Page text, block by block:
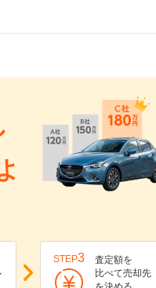
STEP3
査定額を
比べて売却先